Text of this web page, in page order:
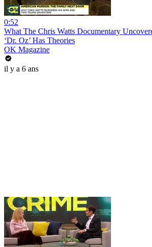
0:52
What The Chris Watts Documentary
‘Dr. Oz’ Has Theories
OK Magazine
il y a 6 ans